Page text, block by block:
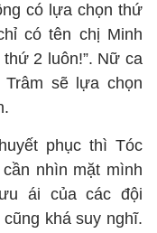
có lựa chọn thứ
có tên chị Minh
2 luôn!”. Nữ ca
sẽ lựa chọn
phục thì Tóc
nhìn mặt mình
ái của các đội
khá suy nghĩ.